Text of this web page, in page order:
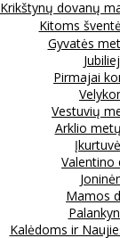
Krikštynų dovanų
Kitoms
Gyvatės
Pirmajai
Vestuvių
Arklio
Valentino
Mamos
Kalėdoms ir